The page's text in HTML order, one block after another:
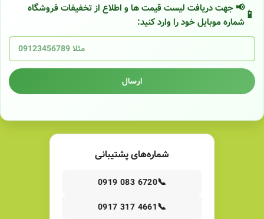
📢 جهت دریافت لیست قیمت ها و اطلاع از تخفیفات فروشگاه
شماره موبایل خود را وارد کنید:
ارسال
شماره‌های پشتیبانی
📞
0919 083 6720
📞
0917 317 4661